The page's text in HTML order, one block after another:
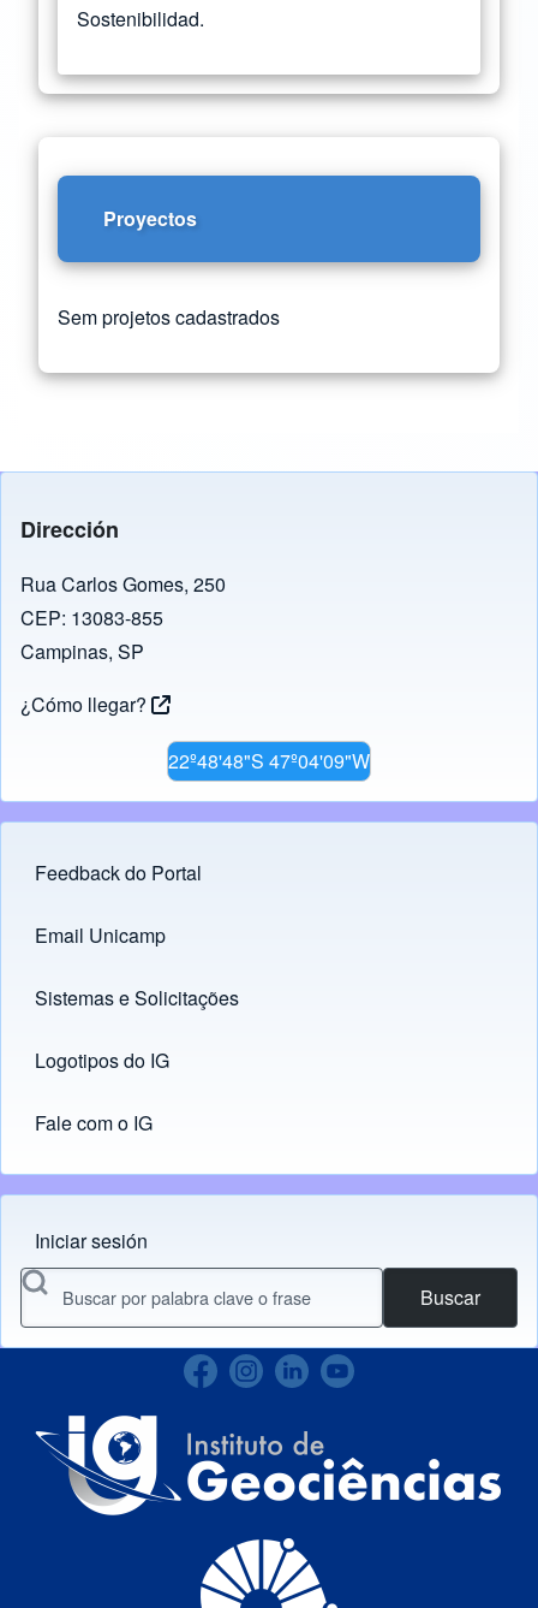
Sostenibilidad.
Proyectos
Sem projetos cadastrados
Dirección
Rua Carlos Gomes, 250
CEP: 13083-855
Campinas, SP
¿Cómo llegar?
22º48'48"S 47º04'09"W
Footer menu
Feedback do Portal
Links
Email Unicamp
(opens in new tab)
Sistemas e Solicitações
(opens in new tab)
Logotipos do IG
(opens in new tab)
Fale com o IG
Menu do usuário
Iniciar sesión
Buscar